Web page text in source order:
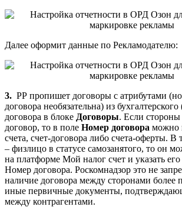
Далее оформит данные по Рекламодателю:
3. РР пропишет договоры с атрибутами
договора необязательна) из
договора в блоке Договоры. Если
договор, то в поле Номер договора можно
счета, счет-договора либо счета-оферты. В
– физлицо в статусе самозанятого, то он
на платформе Мой налог счет и указать
Номер договора. Роскомнадзор это не
наличие договора между сторонами более
иные первичные документы,
между контрагентами.